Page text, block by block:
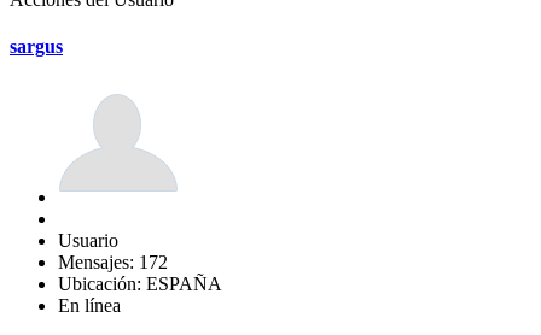
sargus
Usuario
Mensajes: 172
Ubicación: ESPAÑA
En línea